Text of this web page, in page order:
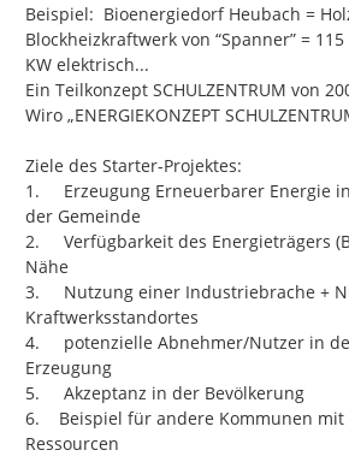
Beispiel:  Bioenergiedorf Heubach =
Blockheizkraftwerk von “Spanner” =
KW elektrisch...
Ein Teilkonzept SCHULZENTRUM von
Wiro „ENERGIEKONZEPT
Ziele des Starter-Projektes:
1.	Erzeugung Erneuerbarer Energie in und für die Bürger
der Gemeinde
2.	Verfügbarkeit des Energieträgers (Biomasse) in der
Nähe
3.	Nutzung einer Industriebrache + Nutzung eines alten
Kraftwerksstandortes
4.	potenzielle Abnehmer/Nutzer in der Nähe der
Erzeugung
5.	Akzeptanz in der Bevölkerung
6.    Beispiel für andere Kommunen
Ressourcen